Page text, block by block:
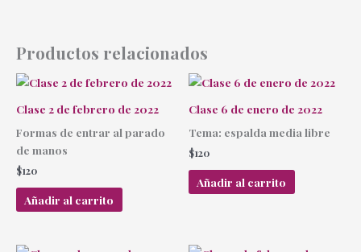
Productos relacionados
Clase 2 de febrero de 2022
Formas de entrar al parado
de manos
$120
Añadir al carrito
Clase 6 de enero de 2022
Tema: espalda media libre
$120
Añadir al carrito